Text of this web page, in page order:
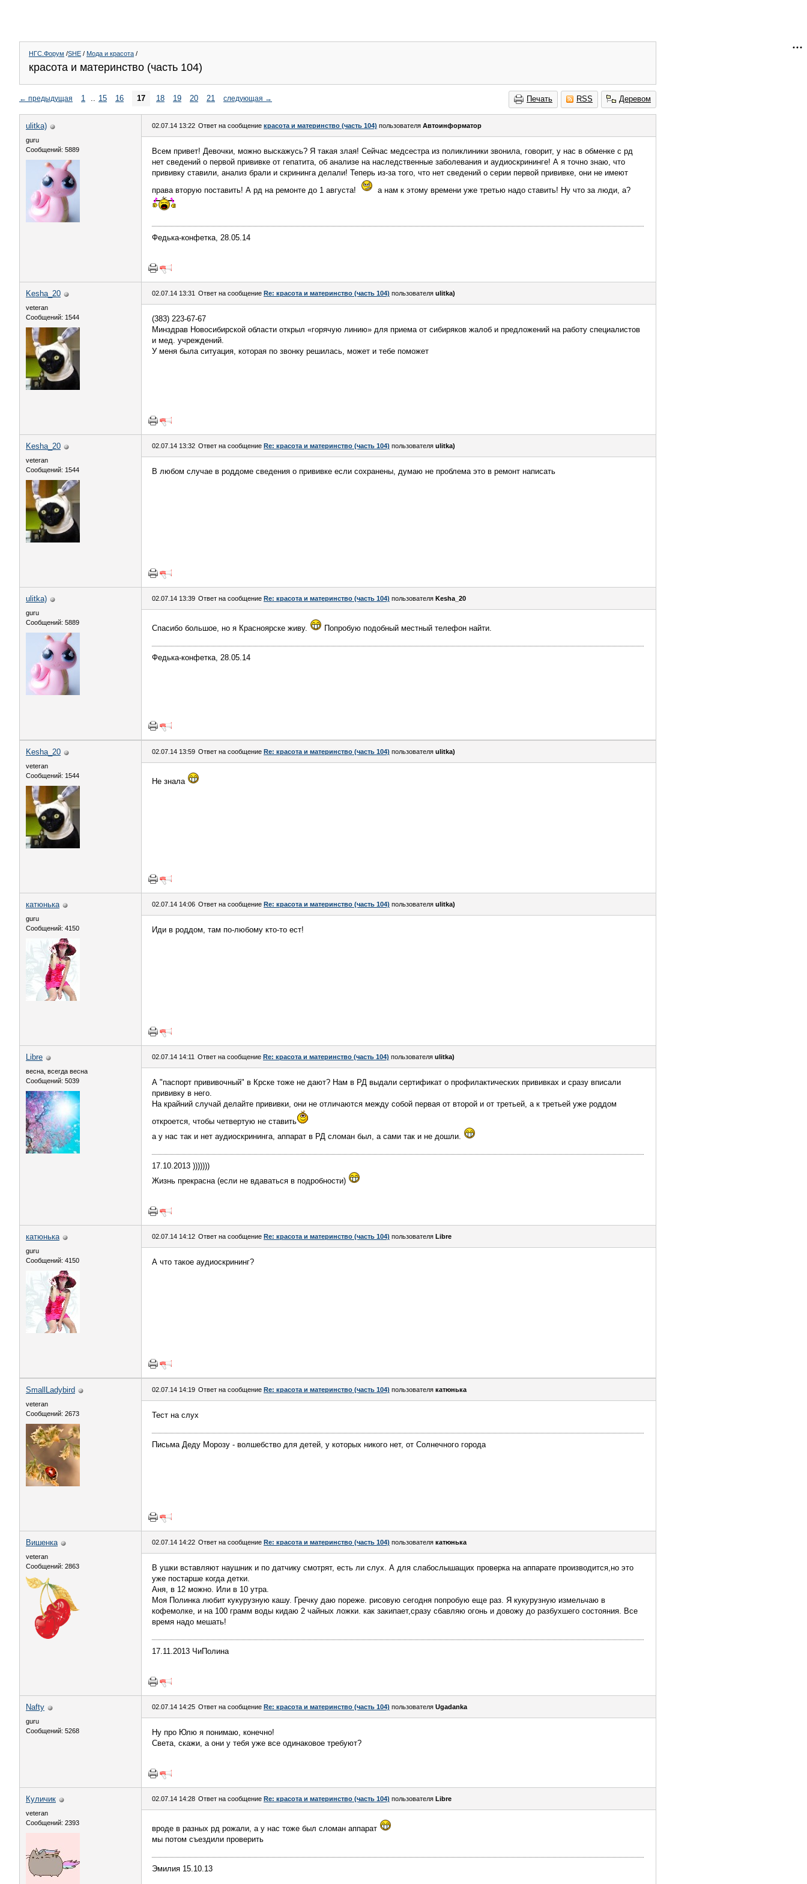
НГС.Форум /SHE / Мода и красота /
красота и материнство (часть 104)
Печать RSS Деревом
← предыдущая 1 .. 15 16 17 18 19 20 21 следующая →
ulitka)
guru
Сообщений: 5889
02.07.14 13:22 Ответ на сообщение красота и материнство (часть 104) пользователя Автоинформатор
Всем привет! Девочки, можно выскажусь? Я такая злая! Сейчас медсестра из поликлиники звонила, говорит, у нас в обменке с рд
нет сведений о первой прививке от гепатита, об анализе на наследственные заболевания и аудиоскрининге! А я точно знаю, что
прививку ставили, анализ брали и скрининга делали! Теперь из-за того, что нет сведений о серии первой прививке, они не имеют
права вторую поставить! А рд на ремонте до 1 августа!
а нам к этому времени уже третью надо ставить! Ну что за люди, а?
Федька-конфетка, 28.05.14
Kesha_20
veteran
Сообщений: 1544
02.07.14 13:31 Ответ на сообщение Re: красота и материнство (часть 104) пользователя ulitka)
(383) 223-67-67
Минздрав Новосибирской области открыл «горячую линию» для приема от сибиряков жалоб и предложений на работу специалистов
и мед. учреждений.
У меня была ситуация, которая по звонку решилась, может и тебе поможет
Kesha_20
veteran
Сообщений: 1544
02.07.14 13:32 Ответ на сообщение Re: красота и материнство (часть 104) пользователя ulitka)
В любом случае в роддоме сведения о прививке если сохранены, думаю не проблема это в ремонт написать
ulitka)
guru
Сообщений: 5889
02.07.14 13:39 Ответ на сообщение Re: красота и материнство (часть 104) пользователя Kesha_20
Спасибо большое, но я Красноярске живу. Попробую подобный местный телефон найти.
Федька-конфетка, 28.05.14
Kesha_20
veteran
Сообщений: 1544
02.07.14 13:59 Ответ на сообщение Re: красота и материнство (часть 104) пользователя ulitka)
Не знала
катюнька
guru
Сообщений: 4150
02.07.14 14:06 Ответ на сообщение Re: красота и материнство (часть 104) пользователя ulitka)
Иди в роддом, там по-любому кто-то ест!
Libre
весна, всегда весна
Сообщений: 5039
02.07.14 14:11 Ответ на сообщение Re: красота и материнство (часть 104) пользователя ulitka)
А "паспорт прививочный" в Крске тоже не дают? Нам в РД выдали сертификат о профилактических прививках и сразу вписали
прививку в него.
На крайний случай делайте прививки, они не отличаются между собой первая от второй и от третьей, а к третьей уже роддом
откроется, чтобы четвертую не ставить
а у нас так и нет аудиоскрининга, аппарат в РД сломан был, а сами так и не дошли.
17.10.2013 )))))))
Жизнь прекрасна (если не вдаваться в подробности)
катюнька
guru
Сообщений: 4150
02.07.14 14:12 Ответ на сообщение Re: красота и материнство (часть 104) пользователя Libre
А что такое аудиоскрининг?
SmallLadybird
veteran
Сообщений: 2673
02.07.14 14:19 Ответ на сообщение Re: красота и материнство (часть 104) пользователя катюнька
Тест на слух
Письма Деду Морозу - волшебство для детей, у которых никого нет, от Солнечного города
Вишенка
veteran
Сообщений: 2863
02.07.14 14:22 Ответ на сообщение Re: красота и материнство (часть 104) пользователя катюнька
В ушки вставляют наушник и по датчику смотрят, есть ли слух. А для слабослышащих проверка на аппарате производится,но это
уже постарше когда детки.
Аня, в 12 можно. Или в 10 утра.
Моя Полинка любит кукурузную кашу. Гречку даю пореже. рисовую сегодня попробую еще раз. Я кукурузную измельчаю в
кофемолке, и на 100 грамм воды кидаю 2 чайных ложки. как закипает,сразу сбавляю огонь и довожу до разбухшего состояния. Все
время надо мешать!
17.11.2013 ЧиПолина
Nafty
guru
Сообщений: 5268
02.07.14 14:25 Ответ на сообщение Re: красота и материнство (часть 104) пользователя Ugadanka
Ну про Юлю я понимаю, конечно!
Света, скажи, а они у тебя уже все одинаковое требуют?
Куличик
veteran
Сообщений: 2393
02.07.14 14:28 Ответ на сообщение Re: красота и материнство (часть 104) пользователя Libre
вроде в разных рд рожали, а у нас тоже был сломан аппарат
мы потом съездили проверить
Эмилия 15.10.13